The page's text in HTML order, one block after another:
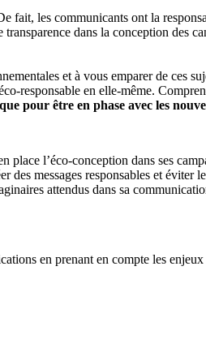
les communicants ont la
dans la conception des
et à vous emparer de ces
responsable en elle-même.
pour être en phase avec les
place l’éco-conception dans ses
des messages responsables et éviter
attendus dans sa
en prenant en compte les